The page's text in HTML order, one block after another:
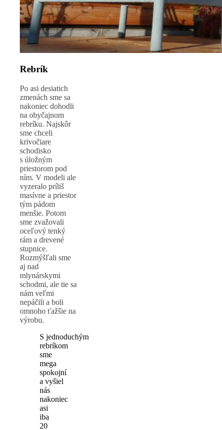
Rebrík
Po asi desiatich
zmenách sme sa
nakoniec dohodli
na obyčajnom
rebríku. Najskôr
sme chceli
krivočiare
schodisko
s úložným
priestorom pod
ním. V modeli ale
vyzeralo príliš
masívne a priestor
tým pádom
menšie. Potom
sme zvažovali
oceľový tenký
rám a drevené
stupnice.
Rozmýšľali sme
aj nad
mlynárskymi
schodmi, ale tie sa
nám veľmi
nepáčili a boli
omnoho ťažšie na
výrobu.
S jednoduchým
rebríkom
sme
mega
spokojní
a vyšiel
nás
nakoniec
asi
iba
20